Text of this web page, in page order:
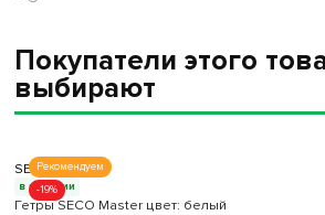
Покупатели этого
выбирают
Рекомендуем
-19%
SECO
в наличии
Гетры SECO Master цвет: белый